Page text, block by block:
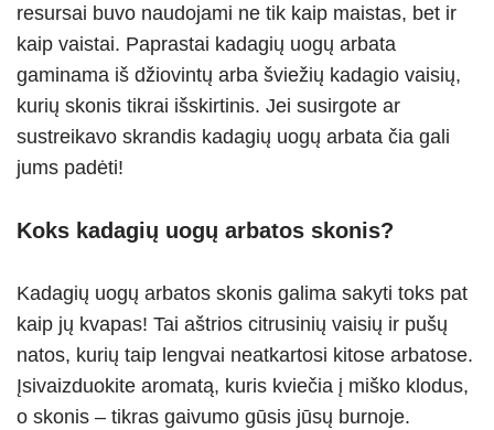
resursai buvo naudojami ne tik kaip maistas, bet ir
kaip vaistai. Paprastai kadagių uogų arbata
gaminama iš džiovintų arba šviežių kadagio vaisių,
kurių skonis tikrai išskirtinis. Jei susirgote ar
sustreikavo skrandis kadagių uogų arbata čia gali
jums padėti!
Koks kadagių uogų arbatos skonis?
Kadagių uogų arbatos skonis galima sakyti toks pat
kaip jų kvapas! Tai aštrios citrusinių vaisių ir pušų
natos, kurių taip lengvai neatkartosi kitose arbatose.
Įsivaizduokite aromatą, kuris kviečia į miško klodus,
o skonis – tikras gaivumo gūsis jūsų burnoje.